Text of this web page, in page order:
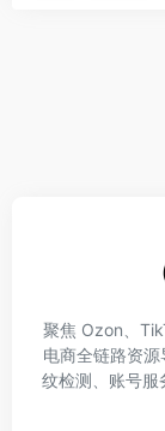
聚焦 Ozon、
电商全链路资
纹检测、账号服